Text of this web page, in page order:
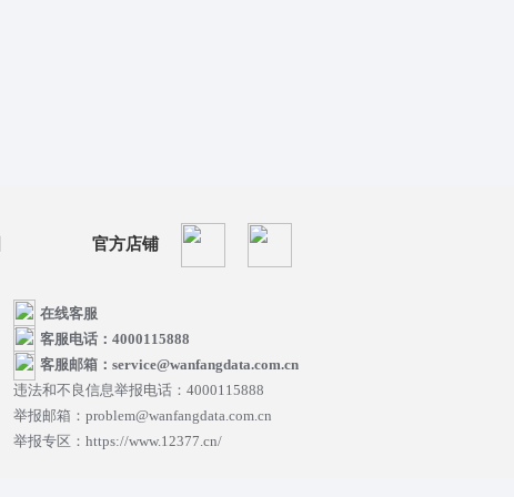
官方店铺
在线客服
客服电话：4000115888
客服邮箱：service@wanfangdata.com.cn
违法和不良信息举报电话：4000115888
举报邮箱：problem@wanfangdata.com.cn
举报专区：https://www.12377.cn/